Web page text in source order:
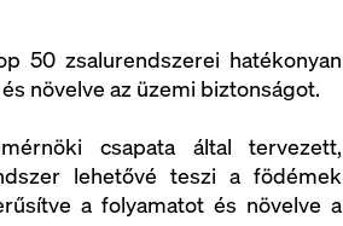
50 zsalurendszerei hatékonyan
növelve az üzemi biztonságot.
csapata által tervezett,
lehetővé teszi a födémek
a folyamatot és növelve a